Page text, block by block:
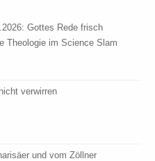
Gottes Rede frisch
Theologie im Science Slam
verwirren
und vom Zöllner